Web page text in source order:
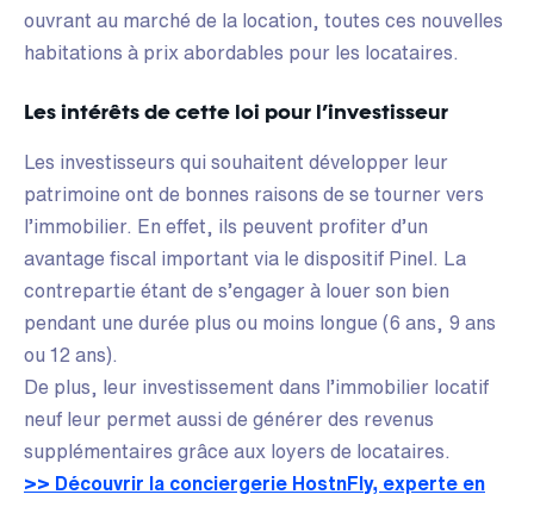
ouvrant au marché de la location, toutes ces nouvelles
habitations à prix abordables pour les locataires.
Les intérêts de cette loi pour l’investisseur
Les investisseurs qui souhaitent développer leur
patrimoine ont de bonnes raisons de se tourner vers
l’immobilier. En effet, ils peuvent profiter d’un
avantage fiscal important via le dispositif Pinel. La
contrepartie étant de s’engager à louer son bien
pendant une durée plus ou moins longue (6 ans, 9 ans
ou 12 ans).
De plus, leur investissement dans l’immobilier locatif
neuf leur permet aussi de générer des revenus
supplémentaires grâce aux loyers de locataires.
>> Découvrir la conciergerie HostnFly, experte en